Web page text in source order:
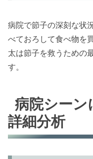
病院で節子の深刻な状
べておろして食べ物を
太は節子を救うための
す。
病院シーン
詳細分析